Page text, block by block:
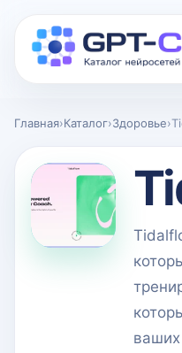
Главная›Каталог›Здоровье›